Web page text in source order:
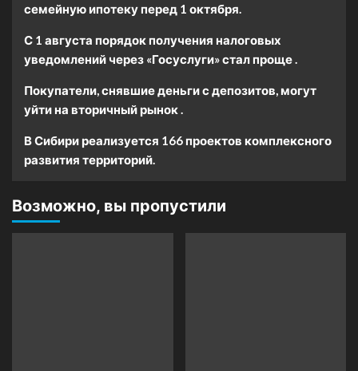
семейную ипотеку перед 1 октября.
С 1 августа порядок получения налоговых
уведомлений через «Госуслуги» стал проще .
Покупатели, снявшие деньги с депозитов, могут
уйти на вторичный рынок .
В Сибири реализуется 166 проектов комплексного
развития территорий.
Возможно, вы пропустили